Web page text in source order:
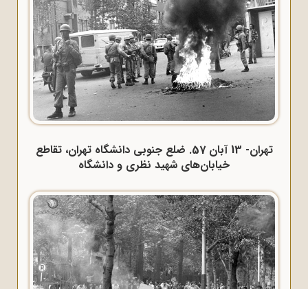
تهران- 13 آبان 57. ضلع جنوبی دانشگاه تهران، تقاطع
خیابان‌های شهید نظری و دانشگاه